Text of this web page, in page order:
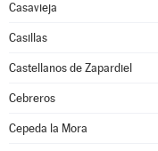
Casavieja
Casillas
Castellanos de Zapardiel
Cebreros
Cepeda la Mora